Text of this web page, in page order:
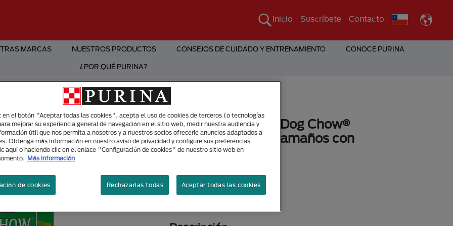
Inicio Suscríbete Contacto
MARCAS NUESTROS PRODUCTOS CONSEJOS DE CUIDADO Y ENTRENAMIENTO CONOCE PURINA
¿POR QUÉ PURINA?
Alimento Húmedo
Alimento húmedo Dog Chow®
adultos todos los tamaños con
cordero
Tamaños disponibles
100g
en el botón "Aceptar todas las cookies", acepta el uso de cookies de terceros (o tecnologías
mejorar su experiencia general de navegación en el sitio web, medir nuestra audiencia y
útil que nos permita a nosotros y a nuestros socios ofrecerle anuncios adaptados a
Obtenga más información en nuestro aviso de privacidad y configure sus preferencias
aquí o haciendo clic en el enlace "Configuración de cookies" de nuestro sitio web en
Más información
Rechazarlas todas Aceptar todas las cookies
de cookies